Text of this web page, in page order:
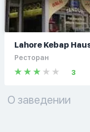
Lahore Kebap
Ресторан
3
О заведении